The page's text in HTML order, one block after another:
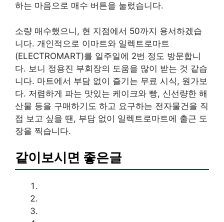
하는 마음으로 매수 버튼을 눌렀습니다.
소량 매수했으니, 현 지점에서 50까지 용서하겠습
니다. 개인적으로 이마트와 일렉트로마트
(ELECTROMART)를 일주일에 2번 정도 방문합니
다. 보니 정용진 부회장의 도움을 많이 받는 것 같습
니다. 마트에서 부담 없이 즐기는 무료 시식, 원가보
다. 저렴하게 파는 맛있는 케이크와 빵, 신선량한 해
산물 등을 구매하기도 하고 요구하는 전자물건을 직
접 보고 싶을 땐, 부담 없이 일렉트로마트에 출근 도
장을 찍습니다.
같이보시면 좋은글